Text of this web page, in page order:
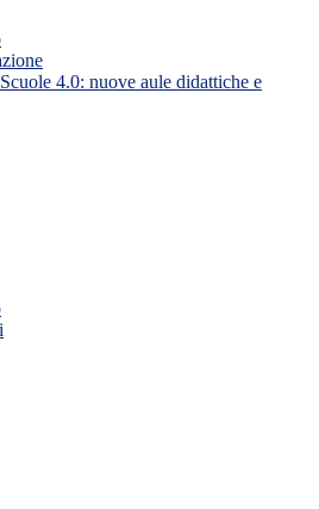
4.0: nuove aule didattiche e